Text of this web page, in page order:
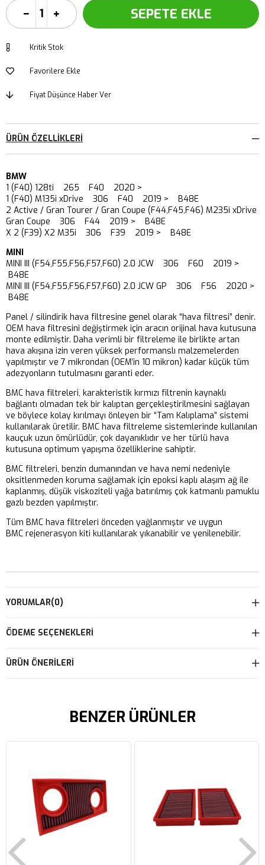
Kritik Stok
Favorilere Ekle
Fiyat Düşünce Haber Ver
ÜRÜN ÖZELLIKLERI
BMW
1 (F40) 128ti 265 F40 2020 >
1 (F40) M135i xDrive 306 F40 2019 > B48E
2 Active / Gran Tourer / Gran Coupe (F44,F45,F46) M235i xDrive
Gran Coupe 306 F44 2019 > B48E
X 2 (F39) X2 M35i 306 F39 2019 > B48E
MINI
MINI III (F54,F55,F56,F57,F60) 2.0 JCW 306 F60 2019 >
B48E
MINI III (F54,F55,F56,F57,F60) 2.0 JCW GP 306 F56 2020 >
B48E
Panel / silindirik hava filtresine genel olarak “hava filtresi” denir.
OEM hava filtresini değiştirmek için aracın orijinal hava kutusuna
monte edilmiştir. Daha verimli bir filtreleme ile birlikte artan
hava akışına izin veren yüksek performanslı malzemelerden
yapılmıştır ve 7 mikrondan (OEM’in 10 mikron) kadar küçük tüm
adezyonların tutulmasını garanti eder.
BMC hava filtreleri, karakteristik kırmızı filtrenin kaynaklı
bağlantı olmadan tek bir kalıptan gerçekleştirilmesini sağlayan
ve böylece kolay kırılmayı önleyen bir “Tam Kalıplama” sistemi
kullanılarak üretilir. BMC hava filtreleme sistemlerinde kullanılan
kauçuk uzun ömürlüdür, çok dayanıklıdır ve her türlü hava
kutusuna optimum yapışma özelliklerine sahiptir.
BMC filtreleri, benzin dumanından ve hava nemi nedeniyle
oksitlenmeden koruma sağlamak için epoksi kaplı alaşım ağ ile
kaplanmış, düşük viskoziteli yağa batırılmış çok katmanlı pamuklu
gazlı bezden yapılmıştır.
Tüm BMC hava filtreleri önceden yağlanmıştır ve uygun
BMC rejenerasyon kiti kullanılarak yıkanabilir ve yenilenebilir.
YORUMLAR(0)
ÖDEME SEÇENEKLERI
ÜRÜN ÖNERILERI
BENZER ÜRÜNLER